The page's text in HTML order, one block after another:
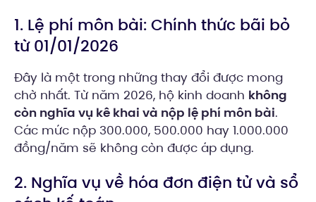
1. Lệ phí môn bài: Chính thức bãi bỏ
từ 01/01/2026
Đây là một trong những thay đổi được mong
chờ nhất. Từ năm 2026, hộ kinh doanh không
còn nghĩa vụ kê khai và nộp lệ phí môn bài.
Các mức nộp 300.000, 500.000 hay 1.000.000
đồng/năm sẽ không còn được áp dụng.
2. Nghĩa vụ về hóa đơn điện tử và sổ